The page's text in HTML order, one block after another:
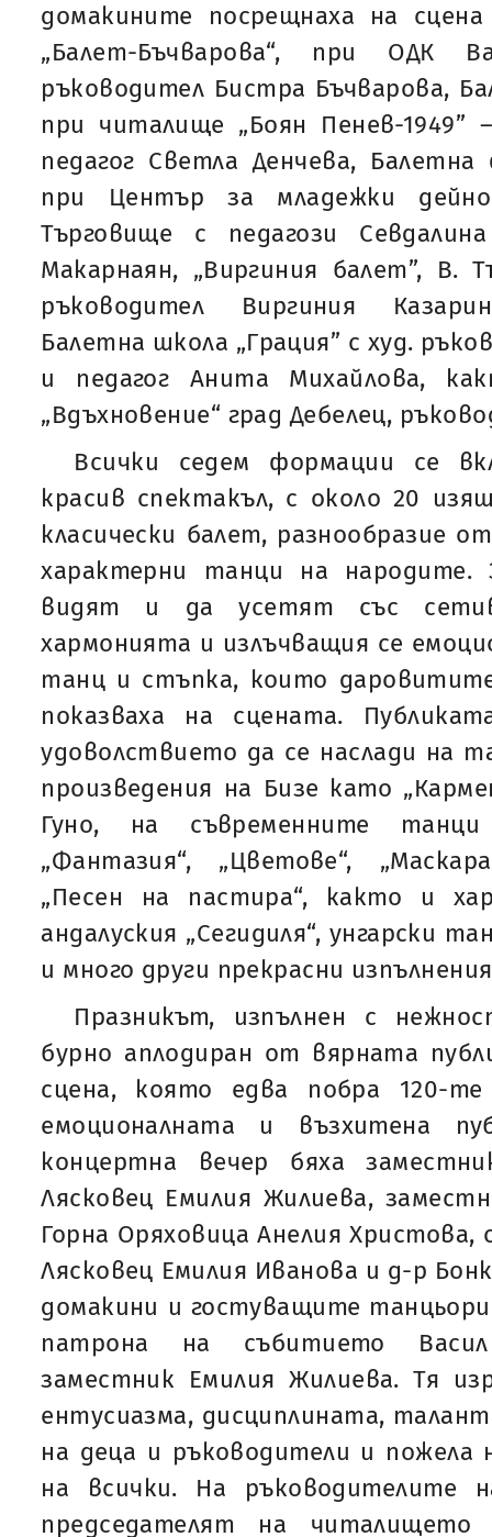
домакините посрещнаха на
„Балет-Бъчварова“, при ОДК
ръководител Бистра Бъчварова,
при читалище „Боян Пенев-
педагог Светла Денчева, Балетна
при Център за младежки
Търговище с педагози
Макарнаян, „Виргиния балет”, В.
ръководител Виргиния
Балетна школа „Грация” с худ.
и педагог Анита Михайлова,
„Вдъхновение“ град Дебелец,
Всички седем формации се
красив спектакъл, с около 20
класически балет, разнообразие
характерни танци на народите.
видят и да усетят със
хармонията и излъчващия се
танц и стъпка, които
показваха на сцената.
удоволствието да се наслади на
произведения на Бизе като
Гуно, на съвременните
„Фантазия“, „Цветове“,
„Песен на пастира“, както и
андалуския „Сегидиля“, унгарски
и много други прекрасни
Празникът, изпълнен с
бурно аплодиран от вярната
сцена, която едва побра 120-
емоционалната и възхитена
концертна вечер бяха
Лясковец Емилия Жилиева,
Горна Оряховица Анелия
Лясковец Емилия Иванова и д-р
домакини и гостуващите
патрона на събитието
заместник Емилия Жилиева. Тя
ентусиазма, дисциплината,
на деца и ръководители и пожела
на всички. На ръководителите
председателят на читалището